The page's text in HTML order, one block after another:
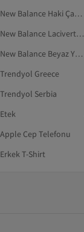
New Balance Haki Çanta
New Balance Lacivert Günlük Ayakkabı
New Balance Beyaz Yürüyüş Ayakkabısı
Trendyol Greece
Trendyol Serbia
Etek
Apple Cep Telefonu
Erkek T-Shirt